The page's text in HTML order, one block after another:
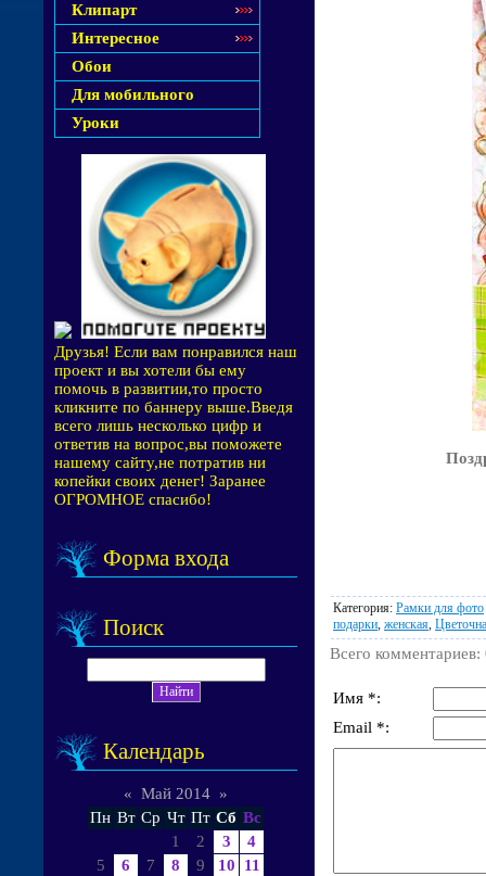
Клипарт
Интересное
Обои
Для мобильного
Уроки
Друзья! Если вам понравился наш
проект и вы хотели бы ему
помочь в развитии,то просто
кликните по баннеру выше.Введя
всего лишь несколько цифр и
ответив на вопрос,вы поможете
нашему сайту,не потратив ни
копейки своих денег! Заранее
ОГРОМНОЕ спасибо!
Форма входа
Поиск
Календарь
« Май 2014 »
Пн Вт Ср Чт Пт Сб Вс
1
2 3
4
5
6 7 8 9 10
11
Категория: Рамки для фото
подарки женская
Всего комментариев:
Имя *:
Email *: